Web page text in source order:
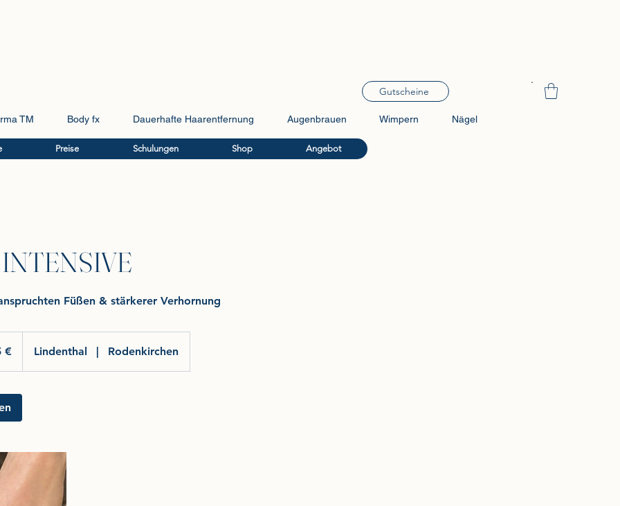
TM Body fx Dauerhafte Haarentfernung Augenbrauen Wimpern Nägel
Gutscheine
Preise Schulungen Shop Angebot
Füßen & stärkerer Verhornung
€ Lindenthal | Rodenkirchen